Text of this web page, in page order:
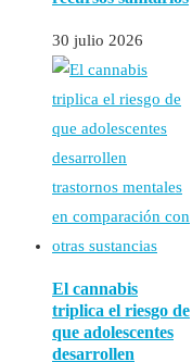
30 julio 2026
El cannabis
triplica el riesgo de
que adolescentes
desarrollen